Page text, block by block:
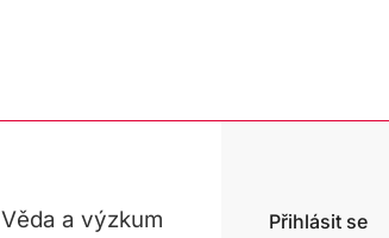
Věda a výzkum Přihlásit se